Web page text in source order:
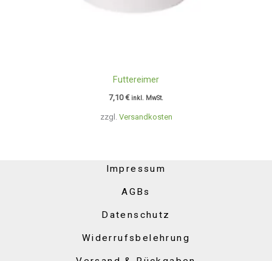
zzgl. Versandkosten
Futtereimer
7,10€ inkl. MwSt.
Impressum
AGBs
Datenschutz
Widerrufsbelehrung